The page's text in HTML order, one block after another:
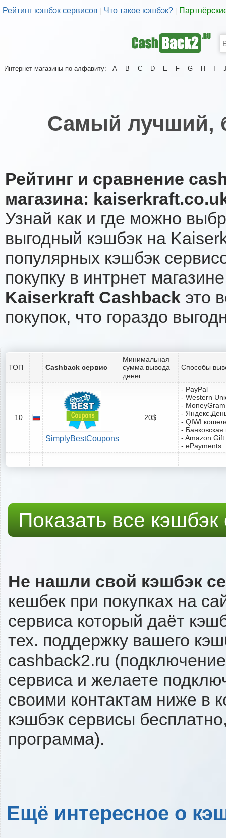
Рейтинг кэшбэк сервисов | Что такое кэшбэк?
Интернет магазины по алфавиту: A B C D E F G H
Самый лучший,
Рейтинг и сравнение
магазина:
Узнай как и где можно
выгодный кэшбэк на
популярных кэшбэк
покупку в интрнет
Kaiserkraft Cashback это
покупок, что гораздо
ТОП Cashback сервис
Минимальная
сумма вывода
денег
Способы
10
SimplyBestCoupons
20$
- PayPal
- Western
- MoneyGram
-
- QIWI
-
- Amazon
- ePayments
Показать все
Не нашли свой кэшбэк
кешбек при покупках на
сервиса который даёт
тех. поддержку вашего
cashback2.ru
сервиса и желаете
своими контактам ниже в
кэшбэк сервисы
программа).
Ещё интересное о